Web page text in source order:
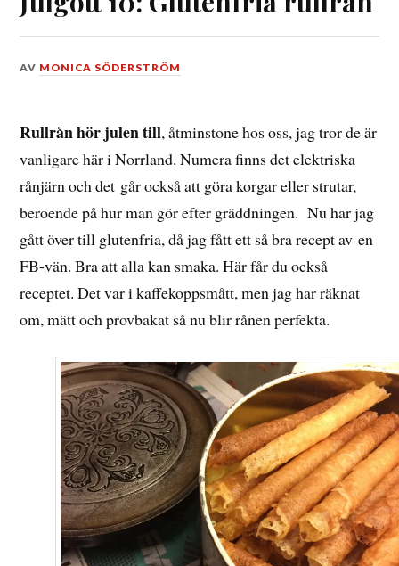
DEN
2016
AV MONICA SÖDERSTRÖM
Rullrån hör julen till, åtminstone hos oss, jag tror de är
vanligare här i Norrland. Numera finns det elektriska
rånjärn och det går också att göra korgar eller strutar,
beroende på hur man gör efter gräddningen. Nu har jag
gått över till glutenfria, då jag fått ett så bra recept av en
FB-vän. Bra att alla kan smaka. Här får du också
receptet. Det var i kaffekoppsmått, men jag har räknat
om, mätt och provbakat så nu blir rånen perfekta.